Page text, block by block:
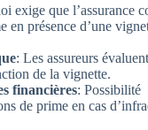
exige que l’assurance
en présence d’une
: Les assureurs
de la vignette.
financières: Possibilité
de prime en cas